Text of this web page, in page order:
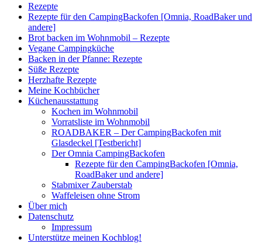
Rezepte
Rezepte für den CampingBackofen [Omnia, RoadBaker und
andere]
Brot backen im Wohnmobil – Rezepte
Vegane Campingküche
Backen in der Pfanne: Rezepte
Süße Rezepte
Herzhafte Rezepte
Meine Kochbücher
Küchenausstattung
Kochen im Wohnmobil
Vorratsliste im Wohnmobil
ROADBAKER – Der CampingBackofen mit
Glasdeckel [Testbericht]
Der Omnia CampingBackofen
Rezepte für den CampingBackofen [Omnia,
RoadBaker und andere]
Stabmixer Zauberstab
Waffeleisen ohne Strom
Über mich
Datenschutz
Impressum
Unterstütze meinen Kochblog!